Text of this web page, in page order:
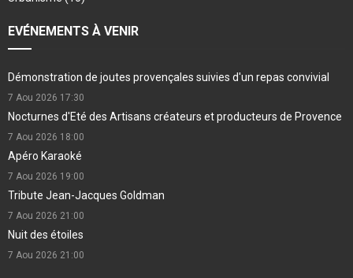
EVÉNEMENTS À VENIR
Démonstration de joutes provençales suivies d'un repas convivial
7 Aou 2026 17:30
Nocturnes d'Eté des Artisans créateurs et producteurs de Provence
7 Aou 2026 18:00
Apéro Karaoké
7 Aou 2026 19:00
Tribute Jean-Jacques Goldman
7 Aou 2026 21:00
Nuit des étoiles
7 Aou 2026 21:00